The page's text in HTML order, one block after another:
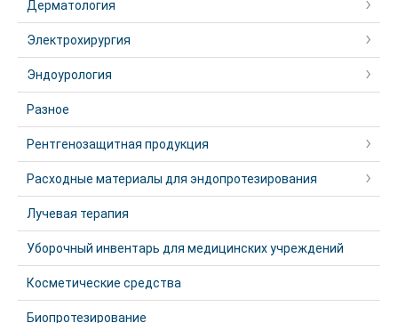
Дерматология
Электрохирургия
Эндоурология
Разное
Рентгенозащитная продукция
Расходные материалы для эндопротезирования
Лучевая терапия
Уборочный инвентарь для медицинских учреждений
Косметические средства
Биопротезирование